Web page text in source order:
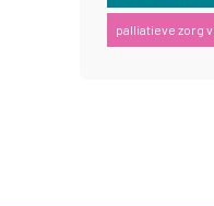
palliatieve zorg